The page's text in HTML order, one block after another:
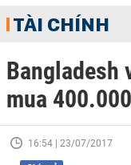
TÀI CHÍNH
Bangladesh
mua
16:54 | 23/07/2017